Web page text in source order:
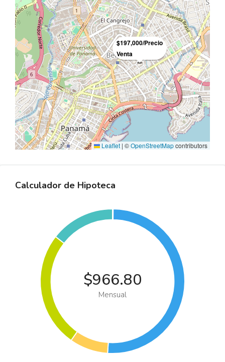
$197,000/Precio
Venta
Leaflet | ©OpenStreetMapcontributors
Calculador de Hipoteca
$966.80
Mensual